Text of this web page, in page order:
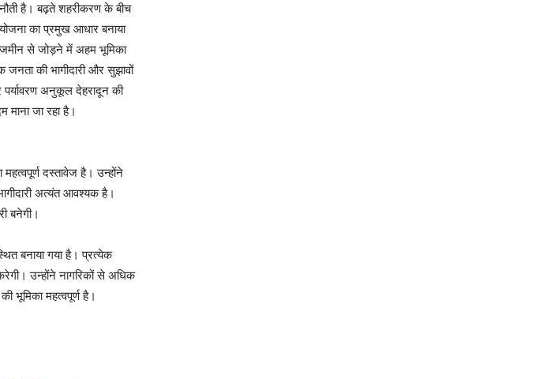
है। बढ़ते शहरीकरण के बीच
का प्रमुख आधार बनाया
से जोड़ने में अहम भूमिका
की भागीदारी और सुझावों
अनुकूल देहरादून की
जा रहा है।
महत्वपूर्ण दस्तावेज है। उन्होंने
अत्यंत आवश्यक है।
बनेगी।
बनाया गया है। प्रत्येक
उन्होंने नागरिकों से अधिक
भूमिका महत्वपूर्ण है।